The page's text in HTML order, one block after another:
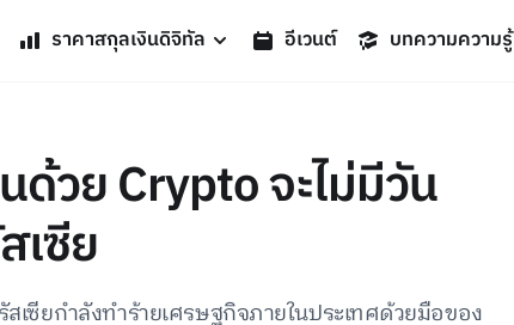
ราคาสกุลเงินดิจิทัล อีเวนต์ บทความความรู้
ด้วย Crypto จะไม่มีวัน
เซีย
ซียกำลังทำร้ายเศรษฐกิจภายในประเทศด้วยมือของ